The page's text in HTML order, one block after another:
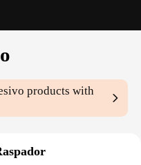
products with